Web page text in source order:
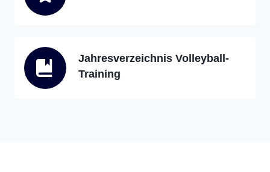
Jahresverzeichnis Volleyball-
Training